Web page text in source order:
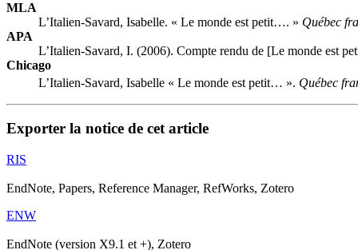
MLA
L’Italien-Savard, Isabelle. « Le monde est petit…. » Québec
APA
L’Italien-Savard, I. (2006). Compte rendu de [Le monde est
Chicago
L’Italien-Savard, Isabelle « Le monde est petit… ». Québec
Exporter la notice de cet article
RIS
EndNote, Papers, Reference Manager, RefWorks, Zotero
ENW
EndNote (version X9.1 et +), Zotero